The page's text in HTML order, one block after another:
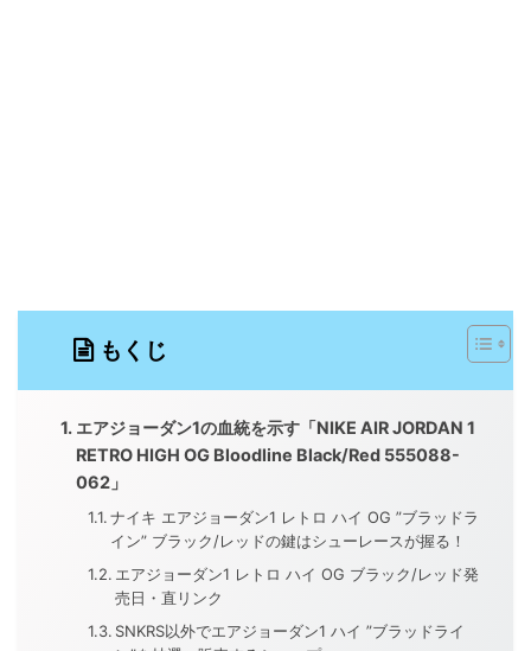
もくじ
エアジョーダン1の血統を示す「NIKE AIR JORDAN 1
RETRO HIGH OG Bloodline Black/Red 555088-
062」
ナイキ エアジョーダン1 レトロ ハイ OG ”ブラッドラ
イン” ブラック/レッドの鍵はシューレースが握る！
エアジョーダン1 レトロ ハイ OG ブラック/レッド発
売日・直リンク
SNKRS以外でエアジョーダン1 ハイ ”ブラッドライ